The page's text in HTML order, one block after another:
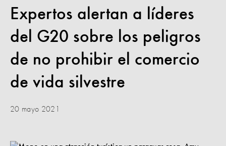
Expertos alertan a líderes
del G20 sobre los peligros
de no prohibir el comercio
de vida silvestre
20 mayo 2021